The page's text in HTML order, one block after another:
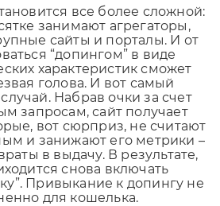
все более сложной:
занимают агрегаторы,
сайты и порталы. И от
“допингом” в виде
характеристик сможет
голова. И вот самый
Набрав очки за счет
запросам, сайт получает
вот сюрприз, не считают
и занижают его метрики –
в выдачу. В результате,
снова включать
Привыкание к допингу не
для кошелька.